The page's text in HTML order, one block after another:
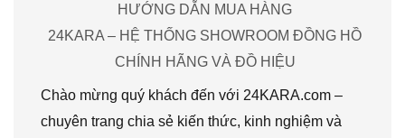
HƯỚNG DẪN MUA HÀNG
24KARA – HỆ THỐNG SHOWROOM ĐỒNG HỒ
CHÍNH HÃNG VÀ ĐỒ HIỆU
Chào mừng quý khách đến với 24KARA.com –
chuyên trang chia sẻ kiến thức, kinh nghiệm và